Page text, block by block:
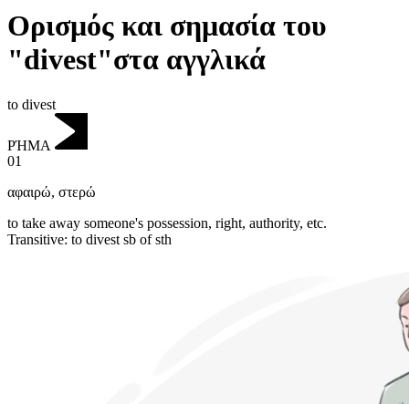
Ορισμός και σημασία του
"divest"στα αγγλικά
to divest
ΡΉΜΑ
01
αφαιρώ, στερώ
to take away someone's possession, right, authority, etc.
Transitive: to divest sb of sth